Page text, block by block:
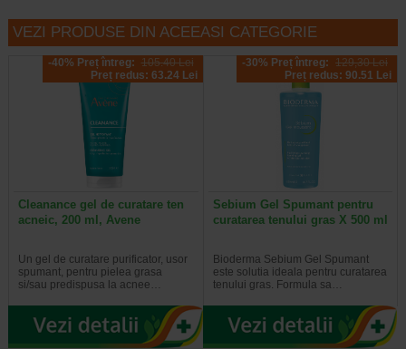
VEZI PRODUSE DIN ACEEASI CATEGORIE
-40% Preț întreg: 105.40 Lei
Preț redus: 63.24 Lei
Cleanance gel de curatare ten
acneic, 200 ml, Avene
Un gel de curatare purificator, usor
spumant, pentru pielea grasa
si/sau predispusa la acnee…
-30% Preț întreg: 129,30 Lei
Preț redus: 90.51 Lei
Sebium Gel Spumant pentru
curatarea tenului gras X 500 ml
Bioderma Sebium Gel Spumant
este solutia ideala pentru curatarea
tenului gras. Formula sa…